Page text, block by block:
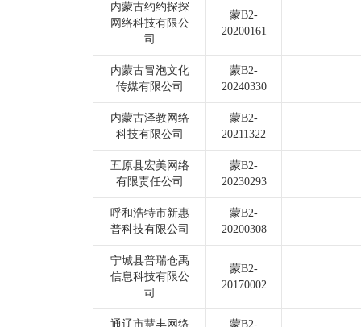
内蒙古约约探探
网络科技有限公
司
蒙B2-
20200161
内蒙古冒泡文化
传媒有限公司
蒙B2-
20240330
内蒙古泽教网络
科技有限公司
蒙B2-
20211322
五原县宏美网络
有限责任公司
蒙B2-
20230293
呼和浩特市新惠
普科技有限公司
蒙B2-
20200308
宁城县普瑞仓禹
信息科技有限公
司
蒙B2-
20170002
通辽市慧丰网络
蒙B2-